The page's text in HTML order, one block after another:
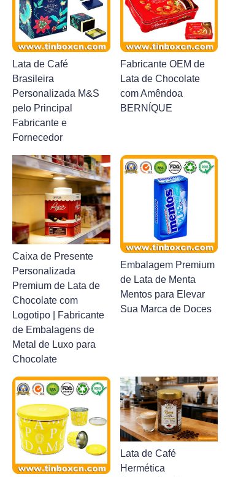
Lata de Café
Brasileira
Personalizada M&S
pelo Principal
Fabricante e
Fornecedor
Fabricante OEM de
Lata de Chocolate
com Amêndoa
BERNÍQUE
Caixa de Presente
Personalizada
Premium de Lata de
Chocolate com
Logotipo | Fabricante
de Embalagens de
Metal de Luxo para
Chocolate
Embalagem Premium
de Lata de Menta
Mentos para Elevar
Sua Marca de Doces
Lata de Café
Hermética